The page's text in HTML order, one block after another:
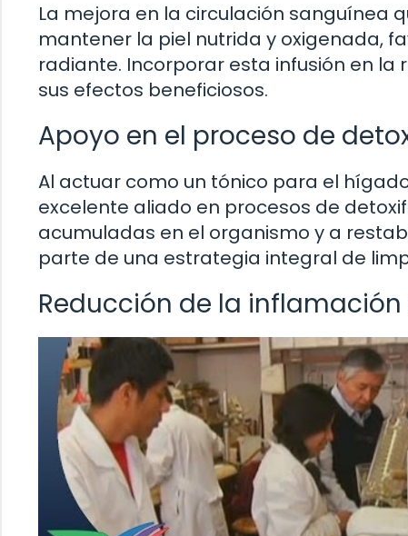
La mejora en la circulación sanguínea
mantener la piel nutrida y oxigenada,
radiante. Incorporar esta infusión en
sus efectos beneficiosos.
Apoyo en el proceso de
Al actuar como un tónico para el
excelente aliado en procesos de
acumuladas en el organismo y a
parte de una estrategia integral de
Reducción de la